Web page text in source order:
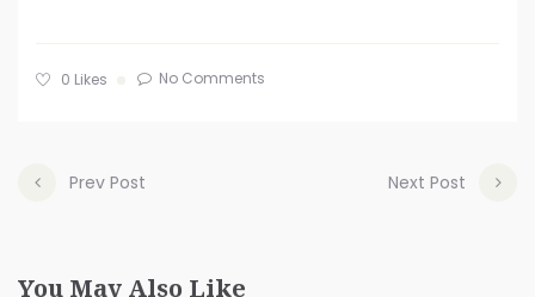
0 Likes No Comments
Prev Post Next Post
You May Also Like